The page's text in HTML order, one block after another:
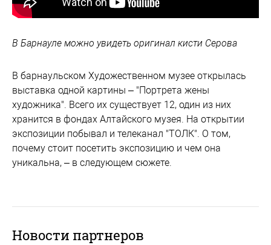
В Барнауле можно увидеть оригинал кисти Серова
В барнаульском Художественном музее открылась
выставка одной картины – "Портрета жены
художника". Всего их существует 12, один из них
хранится в фондах Алтайского музея. На открытии
экспозиции побывал и телеканал "ТОЛК". О том,
почему стоит посетить экспозицию и чем она
уникальна, – в следующем сюжете.
Новости партнеров